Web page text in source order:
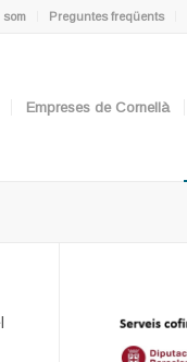
som Preguntes freqüents
Empreses de Cornellà